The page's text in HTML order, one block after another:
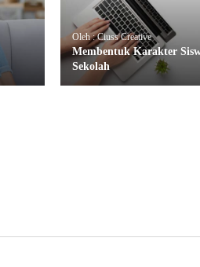
Oleh : Ciuss Creative
Membentuk Karakter
Sekolah